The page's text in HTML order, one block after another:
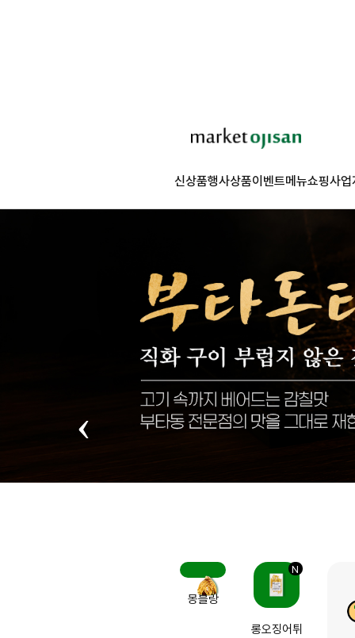
신상품행사상품이벤트메뉴쇼핑사업
몽블랑
N
롱오징어튀